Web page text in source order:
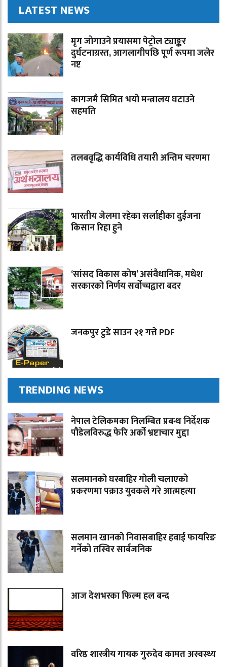
LATEST NEWS
मृग जोगाउने प्रयासमा पेट्रोल ट्याङ्कर
दुर्घटनाग्रस्त, आगलागीपछि पूर्ण रूपमा जलेर
नष्ट
कागजमै सिमित भयो मन्त्रालय घटाउने
सहमति
तलबवृद्धि कार्यविधि तयारी अन्तिम चरणमा
भारतीय जेलमा रहेका सर्लाहीका दुईजना
किसान रिहा हुने
‘सांसद विकास कोष’ असंवैधानिक, मधेश
सरकारको निर्णय सर्वोच्चद्वारा बदर
जनकपुर टुडे साउन २१ गत्ते PDF
TRENDING NEWS
नेपाल टेलिकमका निलम्बित प्रबन्ध निर्देशक
पौडेलविरुद्ध फेरि अर्को भ्रष्टाचार मुद्दा
सलमानको घरबाहिर गोली चलाएको
प्रकरणमा पक्राउ युवकले गरे आत्महत्या
सलमान खानको निवासबाहिर हवाई फायरिङ
गर्नेको तस्विर सार्बजनिक
आज देशभरका फिल्म हल बन्द
वरिष्ठ शास्त्रीय गायक गुरुदेव कामत अस्वस्थ्य